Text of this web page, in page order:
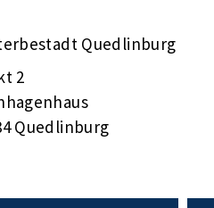
Quedlinburg
2
Quedlinburg